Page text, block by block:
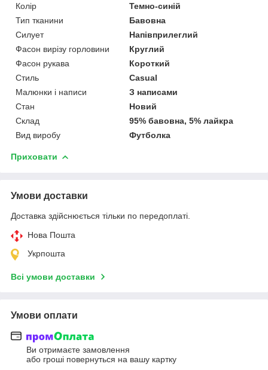
Колір
Темно-синій
Тип тканини
Бавовна
Силует
Напівприлеглий
Фасон вирізу горловини
Круглий
Фасон рукава
Короткий
Стиль
Casual
Малюнки і написи
З написами
Стан
Новий
Склад
95% бавовна, 5% лайкра
Вид виробу
Футболка
Приховати
Умови доставки
Доставка здійснюється тільки по передоплаті.
Нова Пошта
Укрпошта
Всі умови доставки
Умови оплати
Ви отримаєте замовлення
або гроші повернуться на вашу картку